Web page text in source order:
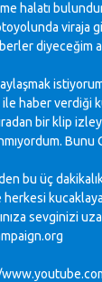
halatı
viraja
diyeceğim
haber verdiği
bir klip
Bunu
eden bu üç
sevginizi